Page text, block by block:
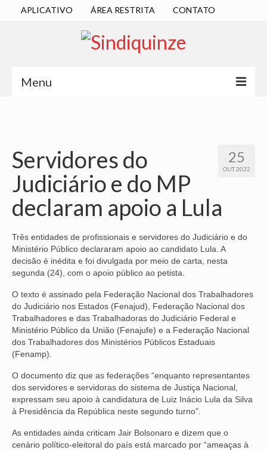
APLICATIVO ÁREA RESTRITA CONTATO
Menu
DIRETORIA EXECUTIVA
ESTATUTO
ATAS
LOCALIZAÇÃO
QUEM SOMOS
SUBSEDES
ARAÇATUBA
BAURU
PRESIDENTE PRUDENTE
RIBEIRÃO PRETO
SÃO JOSÉ DOS CAMPOS
25
OUT 2022
Servidores do
Judiciário e do MP
declaram apoio a Lula
Três entidades de profissionais e servidores do Judiciário e do
Ministério Público declararam apoio ao candidato Lula. A
decisão é inédita e foi divulgada por meio de carta, nesta
segunda (24), com o apoio público ao petista.
O texto é assinado pela Federação Nacional dos Trabalhadores
do Judiciário nos Estados (Fenajud), Federação Nacional dos
Trabalhadores e das Trabalhadoras do Judiciário Federal e
Ministério Público da União (Fenajufe) e a Federação Nacional
dos Trabalhadores dos Ministérios Públicos Estaduais
(Fenamp).
O documento diz que as federações “enquanto representantes
dos servidores e servidoras do sistema de Justiça Nacional,
expressam seu apoio à candidatura de Luiz Inácio Lula da Silva
à Presidência da República neste segundo turno”.
As entidades ainda criticam Jair Bolsonaro e dizem que o
cenário político-eleitoral do país está marcado por “ameaças à